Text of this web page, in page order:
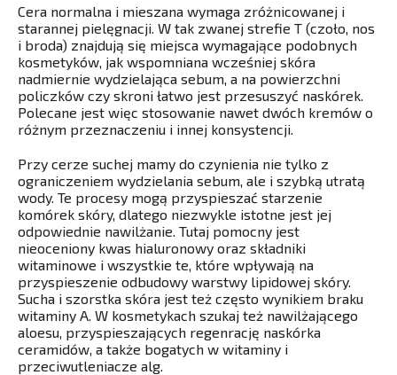
Cera normalna i mieszana wymaga zróżnicowanej i
starannej pielęgnacji. W tak zwanej strefie T (czoło, nos
i broda) znajdują się miejsca wymagające podobnych
kosmetyków, jak wspomniana wcześniej skóra
nadmiernie wydzielająca sebum, a na powierzchni
policzków czy skroni łatwo jest przesuszyć naskórek.
Polecane jest więc stosowanie nawet dwóch kremów o
różnym przeznaczeniu i innej konsystencji.
Przy cerze suchej mamy do czynienia nie tylko z
ograniczeniem wydzielania sebum, ale i szybką utratą
wody. Te procesy mogą przyspieszać starzenie
komórek skóry, dlatego niezwykle istotne jest jej
odpowiednie nawilżanie. Tutaj pomocny jest
nieoceniony kwas hialuronowy oraz składniki
witaminowe i wszystkie te, które wpływają na
przyspieszenie odbudowy warstwy lipidowej skóry.
Sucha i szorstka skóra jest też często wynikiem braku
witaminy A. W kosmetykach szukaj też nawilżającego
aloesu, przyspieszających regenrację naskórka
ceramidów, a także bogatych w witaminy i
przeciwutleniacze alg.